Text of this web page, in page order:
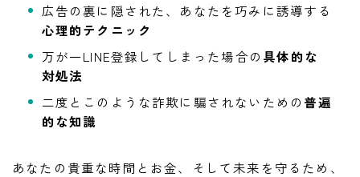
広告の裏に隠された、あなたを巧みに誘導する
心理的テクニック
万が一LINE登録してしまった場合の 具体的な
対処法
二度とこのような詐欺に騙されないための 普遍
的な知識
あなたの貴重な時間とお金、そして未来を守るため、